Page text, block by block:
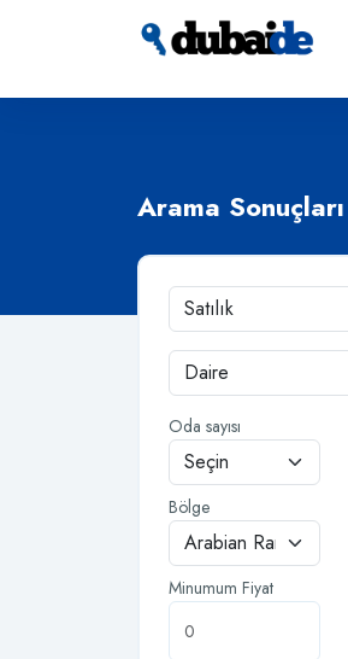
Arama Sonuçları
Oda sayısı
Bölge
Minumum Fiyat